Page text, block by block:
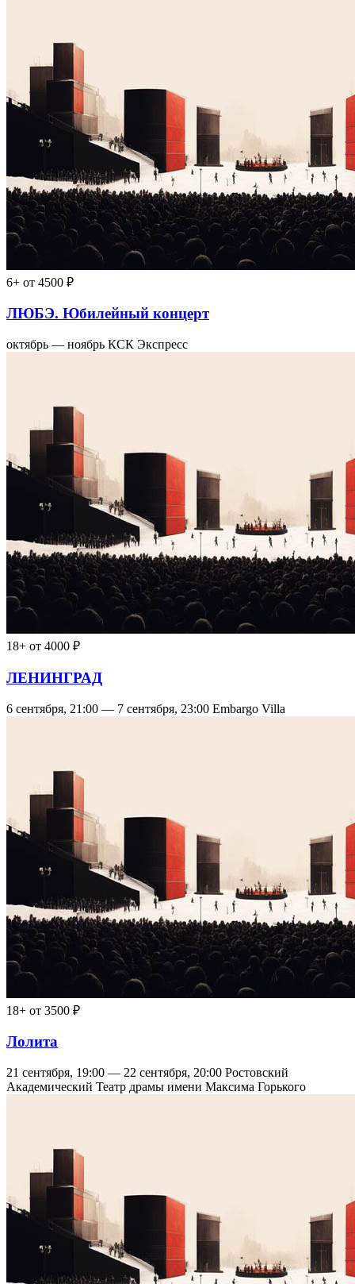
6+ от 4500 ₽
ЛЮБЭ. Юбилейный концерт
октябрь — ноябрь КСК Экспресс
18+ от 4000 ₽
ЛЕНИНГРАД
6 сентября, 21:00 — 7 сентября, 23:00 Embargo Villa
18+ от 3500 ₽
Лолита
21 сентября, 19:00 — 22 сентября, 20:00 Ростовский
Академический Театр драмы имени Максима Горького